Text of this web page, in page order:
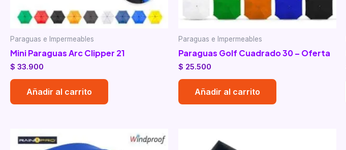
Paraguas e Impermeables
Mini Paraguas Arc Clipper 21
$ 33.900
Añadir al carrito
Paraguas e Impermeables
Paraguas Golf Cuadrado 30 – Oferta
$ 25.500
Añadir al carrito